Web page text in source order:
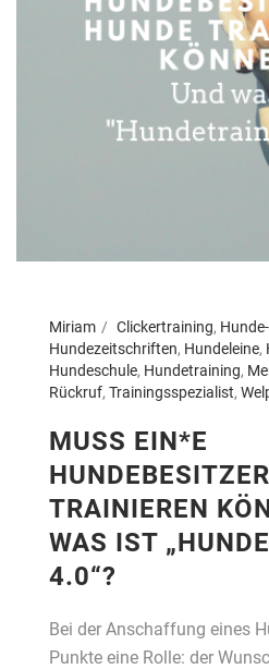
Miriam Clickertraining,
Hundezeitschriften, Hundeleine,
Hundeschule, Hundetraining,
Rückruf, Trainingsspezialist,
MUSS EIN*E
TRAINIEREN
WAS IST
4.0“?
Bei der Anschaffung eines
Punkte eine Rolle: der